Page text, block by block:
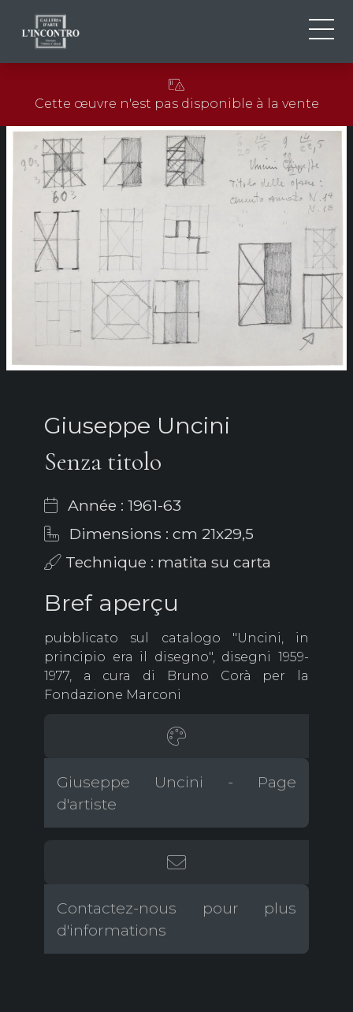
EN
FR
NEWS ED EVENTS
ARTISTES ET ŒUVRES
EXPOSITIONS
CONTACTS
Cette œuvre n'est pas disponible à la vente
Giuseppe Uncini
Senza titolo
Année : 1961-63
Dimensions : cm 21x29,5
Technique : matita su carta
Bref aperçu
pubblicato sul catalogo "Uncini, in
principio era il disegno", disegni 1959-
1977, a cura di Bruno Corà per la
Fondazione Marconi
Giuseppe Uncini - Page
d'artiste
Contactez-nous pour plus
d'informations